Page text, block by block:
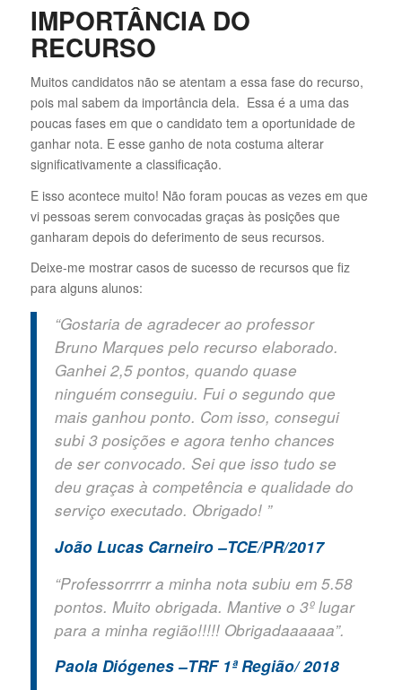
IMPORTÂNCIA DO
RECURSO
Muitos candidatos não se atentam a essa fase do recurso,
pois mal sabem da importância dela. Essa é a uma das
poucas fases em que o candidato tem a oportunidade de
ganhar nota. E esse ganho de nota costuma alterar
significativamente a classificação.
E isso acontece muito! Não foram poucas as vezes em que
vi pessoas serem convocadas graças às posições que
ganharam depois do deferimento de seus recursos.
Deixe-me mostrar casos de sucesso de recursos que fiz
para alguns alunos:
“Gostaria de agradecer ao professor
Bruno Marques pelo recurso elaborado.
Ganhei 2,5 pontos, quando quase
ninguém conseguiu. Fui o segundo que
mais ganhou ponto. Com isso, consegui
subi 3 posições e agora tenho chances
de ser convocado. Sei que isso tudo se
deu graças à competência e qualidade do
serviço executado. Obrigado! ”
João Lucas Carneiro –TCE/PR/2017
“Professorrrrr a minha nota subiu em 5.58
pontos. Muito obrigada. Mantive o 3º lugar
para a minha região!!!!! Obrigadaaaaaa”.
Paola Diógenes –TRF 1ª Região/ 2018